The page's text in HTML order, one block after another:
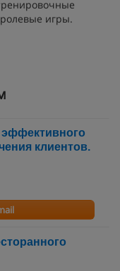
игры.
клиентов.